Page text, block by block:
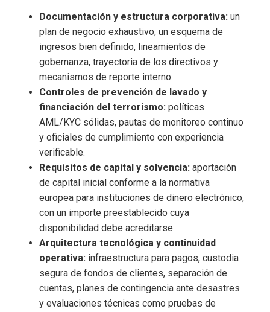
Documentación y estructura corporativa: un
plan de negocio exhaustivo, un esquema de
ingresos bien definido, lineamientos de
gobernanza, trayectoria de los directivos y
mecanismos de reporte interno.
Controles de prevención de lavado y
financiación del terrorismo: políticas
AML/KYC sólidas, pautas de monitoreo continuo
y oficiales de cumplimiento con experiencia
verificable.
Requisitos de capital y solvencia: aportación
de capital inicial conforme a la normativa
europea para instituciones de dinero electrónico,
con un importe preestablecido cuya
disponibilidad debe acreditarse.
Arquitectura tecnológica y continuidad
operativa: infraestructura para pagos, custodia
segura de fondos de clientes, separación de
cuentas, planes de contingencia ante desastres
y evaluaciones técnicas como pruebas de